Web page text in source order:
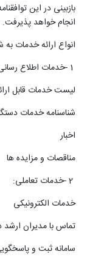
بازبینی در این
انجام خواهد پذیرفت.
انواع ارائه خدمات به
-خدمات اطلاع
لیست خدمات قابل
شناسنامه خدمات
اخبار
مناقصات و مزایده ها
2
-خدمات تعاملی:
خدمات الکترونیکی
تماس با مدیران ارشد
سامانه ثبت و